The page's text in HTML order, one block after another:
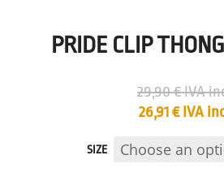
PRIDE CLIP THONG
29,90€IVA
26,91€ IVA
SIZE